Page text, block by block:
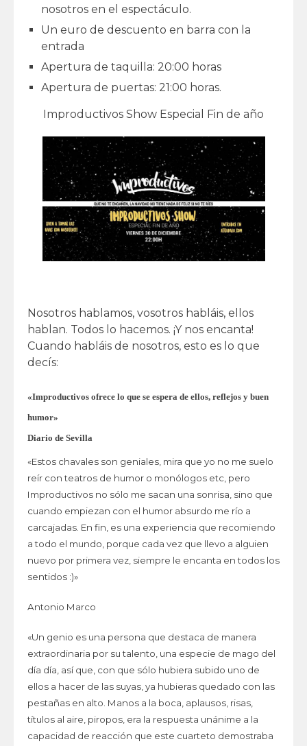
nosotros en el espectáculo.
Un euro de descuento en barra con la
entrada
Apertura de taquilla: 20:00 horas
Apertura de puertas: 21:00 horas.
Improductivos Show Especial Fin de año
Nosotros hablamos, vosotros habláis, ellos
hablan. Todos lo hacemos. ¡Y nos encanta!
Cuando habláis de nosotros, esto es lo que
decís:
«Improductivos ofrece lo que se espera de ellos, reflejos y buen
humor»
Diario de Sevilla
«Estos chavales son geniales, mira que yo no me suelo
reír con teatros de humor o monólogos etc, pero
Improductivos no sólo me sacan una sonrisa, sino que
cuando empiezan con el humor absurdo me río a
carcajadas. En fin, es una experiencia que recomiendo
a todo el mundo, porque cada vez que llevo a alguien
nuevo por primera vez, siempre le encanta en todos los
sentidos :)»
Antonio Marco
«Un genio es una persona que destaca de manera
extraordinaria por su talento, una especie de mago del
día día, así que, con que sólo hubiera subido uno de
ellos a hacer de las suyas, ya hubieras quedado con las
pestañas en alto. Manos a la boca, aplausos, risas,
títulos al aire, piropos, era la respuesta unánime a la
capacidad de reacción que este cuarteto demostraba